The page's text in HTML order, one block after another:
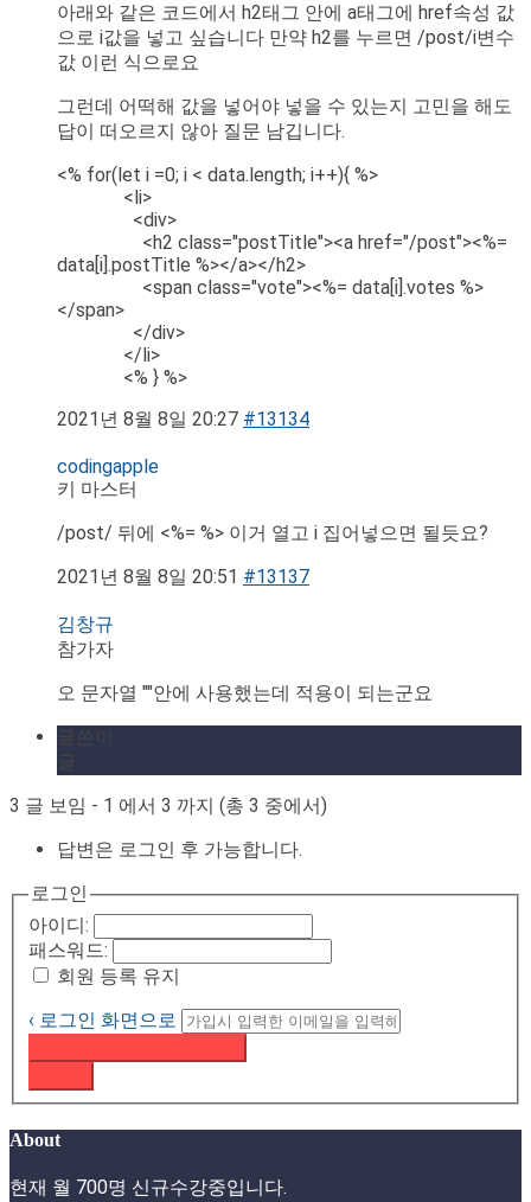
아래와 같은 코드에서 h2태그 안에 a태그에 href속성 값
으로 i값을 넣고 싶습니다 만약 h2를 누르면 /post/i변수
값 이런 식으로요
그런데 어떡해 값을 넣어야 넣을 수 있는지 고민을 해도
답이 떠오르지 않아 질문 남깁니다.
<% for(let i =0; i < data.length; i++){ %>
<li>
<div>
<h2 class="postTitle"><a href="/post"><%=
data[i].postTitle %></a></h2>
<span class="vote"><%= data[i].votes %>
</span>
</div>
</li>
<% } %>
2021년 8월 8일 20:27 #13134
codingapple
키 마스터
/post/ 뒤에 <%= %> 이거 열고 i 집어넣으면 될듯요?
2021년 8월 8일 20:51 #13137
김창규
참가자
오 문자열 ""안에 사용했는데 적용이 되는군요
3 글 보임 - 1 에서 3 까지 (총 3 중에서)
답변은 로그인 후 가능합니다.
로그인
아이디:
패스워드:
회원 등록 유지
‹ 로그인 화면으로
About
현재 월 700명 신규수강중입니다.